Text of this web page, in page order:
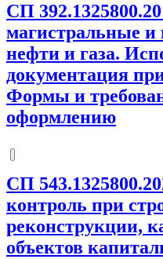
СП
магистральные
нефти и газа.
документация
Формы и
оформлению
СП
контроль при
реконструкции,
объектов